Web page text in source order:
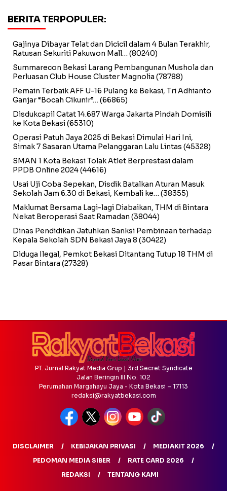
BERITA TERPOPULER:
Gajinya Dibayar Telat dan Dicicil dalam 4 Bulan Terakhir,
Ratusan Sekuriti Pakuwon Mall… (80240)
Summarecon Bekasi Larang Pembangunan Mushola dan
Perluasan Club House Cluster Magnolia (78788)
Pemain Terbaik AFF U-16 Pulang ke Bekasi, Tri Adhianto
Ganjar “Bocah Cikunir”… (66865)
Disdukcapil Catat 14.687 Warga Jakarta Pindah Domisili
ke Kota Bekasi(65310)
Operasi Patuh Jaya 2025 di Bekasi Dimulai Hari Ini,
Simak 7 Sasaran Utama Pelanggaran Lalu Lintas (45328)
SMAN 1 Kota Bekasi Tolak Atlet Berprestasi dalam
PPDB Online 2024(44616)
Usai Uji Coba Sepekan, Disdik Batalkan Aturan Masuk
Sekolah Jam 6.30 di Bekasi, Kembali ke… (38355)
Maklumat Bersama Lagi-lagi Diabaikan, THM di Bintara
Nekat Beroperasi Saat Ramadan (38044)
Dinas Pendidikan Jatuhkan Sanksi Pembinaan terhadap
Kepala Sekolah SDN Bekasi Jaya 8 (30422)
Diduga Ilegal, Pemkot Bekasi Ditantang Tutup 18 THM di
Pasar Bintara (27328)
PT. Jurnal Rakyat Media Grup | 3rd Secret Syndicate
Jalan Beringin III No. 102
Perumahan Margahayu Jaya - Kota Bekasi – 17113
redaksi@rakyatbekasi.com
DISCLAIMER KEBIJAKAN PRIVASI
MEDIAKIT 2026
PEDOMAN MEDIA SIBER
RATE CARD 2026
REDAKSI
TENTANG KAMI